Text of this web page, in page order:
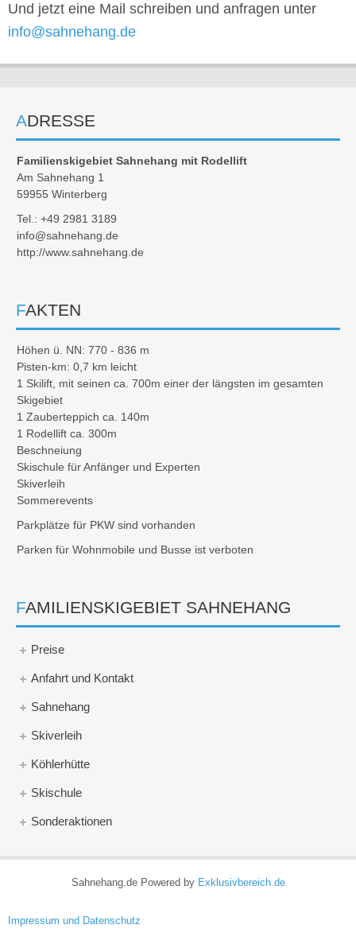
Und jetzt eine Mail schreiben und anfragen unter
info@sahnehang.de
ADRESSE
Familienskigebiet Sahnehang mit Rodellift
Am Sahnehang 1
59955 Winterberg
Tel.: +49 2981 3189
info@sahnehang.de
http://www.sahnehang.de
FAKTEN
Höhen ü. NN: 770 - 836 m
Pisten-km: 0,7 km leicht
1 Skilift, mit seinen ca. 700m einer der längsten im gesamten
Skigebiet
1 Zauberteppich ca. 140m
1 Rodellift ca. 300m
Beschneiung
Skischule für Anfänger und Experten
Skiverleih
Sommerevents
Parkplätze für PKW sind vorhanden
Parken für Wohnmobile und Busse ist verboten
FAMILIENSKIGEBIET SAHNEHANG
Preise
Anfahrt und Kontakt
Sahnehang
Skiverleih
Köhlerhütte
Skischule
Sonderaktionen
Sahnehang.de Powered by Exklusivbereich.de
Impressum und Datenschutz